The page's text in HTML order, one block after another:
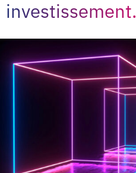
investissement.